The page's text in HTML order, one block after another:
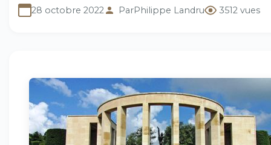
28 octobre 2022 ParPhilippe Landru 3512 vues